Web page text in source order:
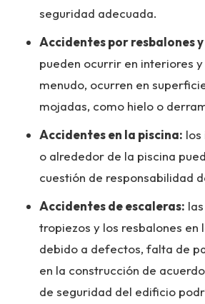
seguridad adecuada.
Accidentes por resbalones
pueden ocurrir en interiores
menudo, ocurren en
mojadas, como hielo o
Accidentes en la piscina: los
o alrededor de la piscina
cuestión de responsabilidad
Accidentes de escaleras:
tropiezos y los resbalones en
debido a defectos, falta de
en la construcción de
de seguridad del edificio